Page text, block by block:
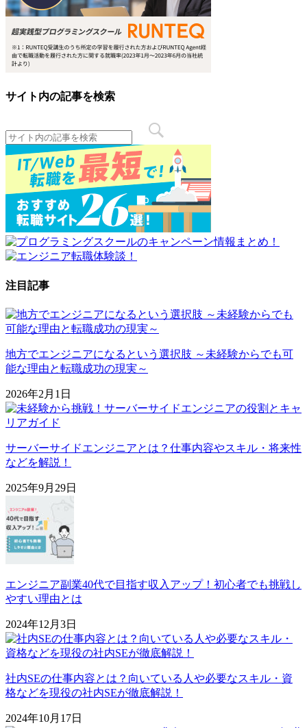
サイト内の記事を検索
注目記事
地方でエンジニアになるという選択肢 ～未経験からでも可
能な理由と転職成功の現実～
2026年2月1日
サーバーサイドエンジニアとは？仕事内容やスキル・将来性
などを解説！
2025年9月29日
エンジニア副業40代で目指す収入アップ！初心者でも挑戦し
やすい理由とは
2024年12月3日
社内SEの仕事内容とは？向いている人や必要なスキル・資
格などを現役の社内SEが徹底解説！
2024年10月17日